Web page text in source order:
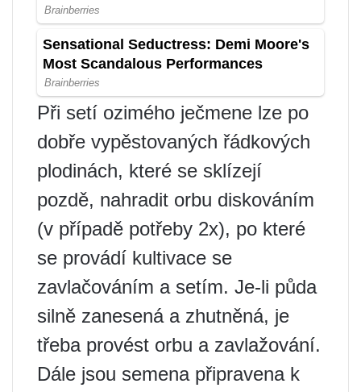
Při setí ozimého ječmene lze po
dobře vypěstovaných řádkových
plodinách, které se sklízejí
pozdě, nahradit orbu diskováním
(v případě potřeby 2x), po které
se provádí kultivace se
zavlačováním a setím. Je-li půda
silně zanesená a zhutněná, je
třeba provést orbu a zavlažování.
Dále jsou semena připravena k